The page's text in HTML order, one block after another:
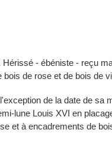
Hérissé - ébéniste - reçu
bois de rose et de bois de
de la date de sa
lune Louis XVI en
et à encadrements de